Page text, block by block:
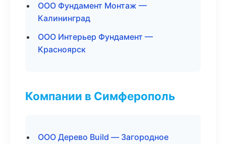
ООО Фундамент Монтаж —
Калининград
ООО Интерьер Фундамент —
Красноярск
Компании в Симферополь
ООО Дерево Build — Загородное